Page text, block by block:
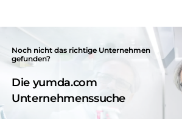
Noch nicht das richtige Unternehmen
gefunden?
Die yumda.com
Unternehmenssuche